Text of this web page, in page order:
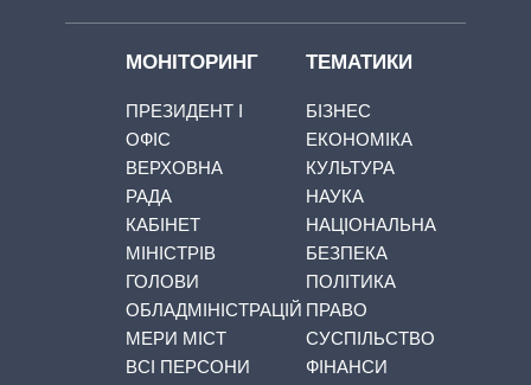
МОНІТОРИНГ
ПРЕЗИДЕНТ І
ОФІС
ВЕРХОВНА
РАДА
КАБІНЕТ
МІНІСТРІВ
ГОЛОВИ
ОБЛАДМІНІСТРАЦІЙ
МЕРИ МІСТ
ВСІ ПЕРСОНИ
ТЕМАТИКИ
БІЗНЕС
ЕКОНОМІКА
КУЛЬТУРА
НАУКА
НАЦІОНАЛЬНА
БЕЗПЕКА
ПОЛІТИКА
ПРАВО
СУСПІЛЬСТВО
ФІНАНСИ